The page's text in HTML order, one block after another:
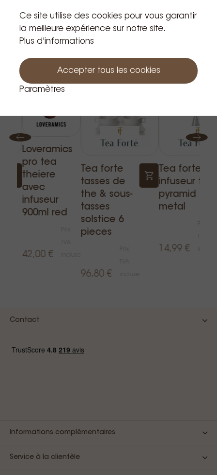
Produits apparentés
Loveramics
pro tea
theiere
avec
infuseur
900ml red
42,00 €
Tea forte
tasses de
the & sous-
tasses
solstice 6
pieces
96,80 €
Tea forte
infuseur tea
pyramid
metal
14,99 €
Contact
Informations complémentaires
Service à la clientèle
Ce site utilise des cookies pour vous garantir
la meilleure expérience sur notre site.
Plus d'informations
Accepter tous les cookies
Paramètres